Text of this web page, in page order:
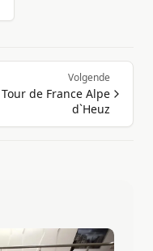
Volgende
Tour de France Alpe
d`Heuz